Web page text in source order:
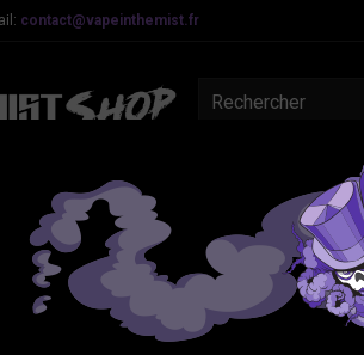
contact@vapeinthemist.fr
DEBUTANTS MATERIEL CONFIRMES